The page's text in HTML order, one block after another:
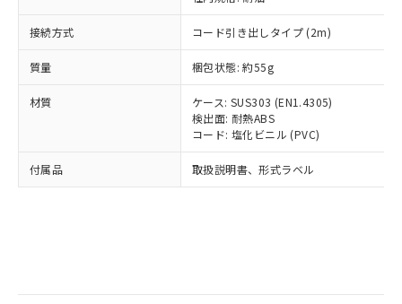
接続方式 コード引き出しタイプ (2m)
質量 梱包状態: 約55g
材質
ケース: SUS303 (EN1.4305)
検出面: 耐熱ABS
コード: 塩化ビニル (PVC)
付属品 取扱説明書、形式ラベル
ご相談ください。
オムロン制御機器販売店や当社販売拠
販売ネットワーク
」をご確認
在庫状況および標準価格結果を当社の
事前の承諾なく第三者に漏洩または開
示しないようお願いします。
マイパーツ機能（部品リスト作成サー
ビス）をご利用いただくには、I-Web
メンバーズにご登録されている必要が
あります。
フタル酸エステル類の４物質については閾値を超える意
図的な使用がないことを確認しています。
部品在庫の切り替え状況などにより、予定
月が前後することがあります。
※2 環境保護使用期限
「ｅ」：有害物質（10物質）のすべてが基
準値以下であることを示します。
「10」：通常の使用状況下において有害物
質が外部に漏えいし、環境に深刻な影響を
及ぼさない年数を意味します。
「－」：未確認です。当社販売部門へお問
ル、化学兵器、生物兵器またはその他
武器並びにこれらの製造装置等に一切
使用いたしません。
当社は、貴社製品を第三者に販売する
場合は、上記1、2および3の内容を当
該第三者に通知します。また当社は、
販売先および販売に係わる関係者が違
法に輸出するおそれがある場合は、取
り引きをいたしません。
在庫なし(最新の在庫状況につ
いては、お客様のお取引先、ま
たはお客様担当のオムロン制御
機器販売店・当社販売員にご確
認ください)
受注生産機種、また在庫状況の
情報を公開していない機種